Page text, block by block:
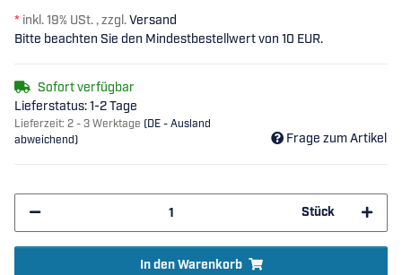
* inkl. 19% USt. , zzgl.Versand
Bitte beachten Sie den Mindestbestellwert von 10 EUR.
Sofort verfügbar
Lieferstatus: 1-2 Tage
Lieferzeit: 2 - 3 Werktage (DE - Ausland
abweichend)
Frage zum Artikel
Stück
In den Warenkorb